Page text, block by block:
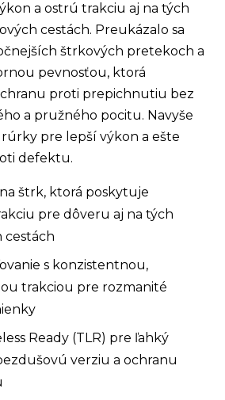
a ostrú trakciu aj na tých
cestách. Preukázalo sa
štrkových pretekoch a
pevnosťou, ktorá
proti prepichnutiu bez
a pružného pocitu. Navyše
pre lepší výkon a ešte
defektu.
štrk, ktorá poskytuje
pre dôveru aj na tých
cestách
s konzistentnou,
trakciou pre rozmanité
Ready (TLR) pre ľahký
verziu a ochranu